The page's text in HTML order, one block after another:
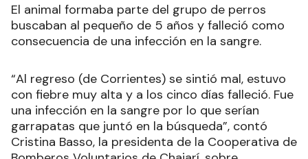
El animal formaba parte del grupo de perros
buscaban al pequeño de 5 años y falleció como
consecuencia de una infección en la sangre.
“Al regreso (de Corrientes) se sintió mal, estuvo
con fiebre muy alta y a los cinco días falleció. Fue
una infección en la sangre por lo que serían
garrapatas que juntó en la búsqueda”, contó
Cristina Basso, la presidenta de la Cooperativa de